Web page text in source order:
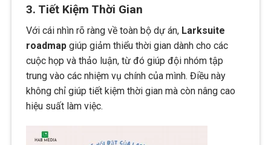
3. Tiết Kiệm Thời Gian
Với cái nhìn rõ ràng về toàn bộ dự án, Larksuite
roadmap giúp giảm thiểu thời gian dành cho các
cuộc họp và thảo luận, từ đó giúp đội nhóm tập
trung vào các nhiệm vụ chính của mình. Điều này
không chỉ giúp tiết kiệm thời gian mà còn nâng cao
hiệu suất làm việc.